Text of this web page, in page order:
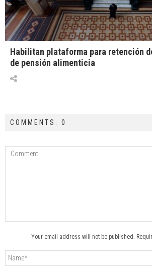
Habilitan plataforma para retención
de pensión alimenticia
COMMENTS: 0
Your email address will not be published.